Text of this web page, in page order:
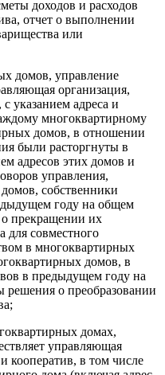
доходов и расходов
отчет о выполнении
или
домов, управление
организация,
указанием адреса и
многоквартирному
домов, в отношении
были расторгнуты в
адресов этих домов и
управления,
собственники
году на общем
прекращении их
для совместного
в многоквартирных
домов, в
в предыдущем году на
о преобразовании
домах,
управляющая
кооператив, в том числе